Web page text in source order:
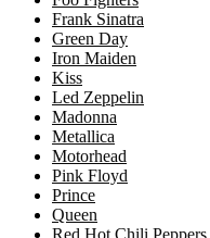
Frank Sinatra
Green Day
Iron Maiden
Kiss
Led Zeppelin
Madonna
Metallica
Motorhead
Pink Floyd
Prince
Queen
Red Hot Chili Peppers